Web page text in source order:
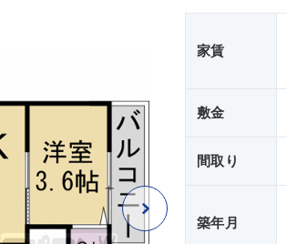
家賃
敷金
間取り
築年月